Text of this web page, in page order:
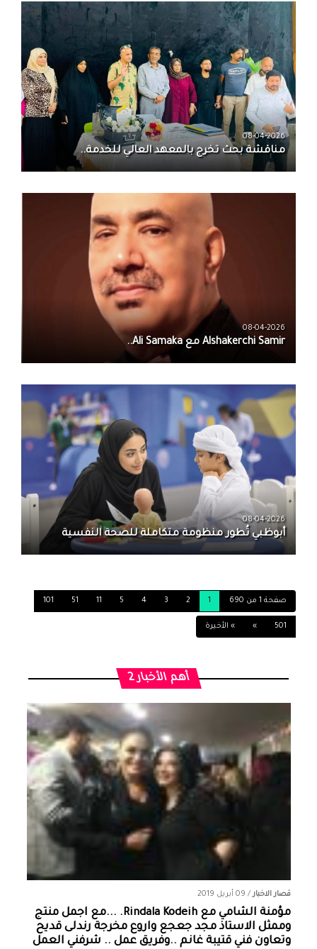
08-04-2026
مناقشة بحث تخرج بالمعهد العالي للخدمة..
08-04-2026
08-04-2026
أبوظبي تُطور منظومة متكاملة للصحة النفسية
صفحة 1 من 690 1
2
3
4
5
11
51
101
501
» » الأخيرة
أهم الأخبار 2
قصار الاخبار/ 09 أبريل 2019
مؤمنة الشامي‏ مع ‏‎Rindala Kodeih‎‏. ...مع اجمل منتج
وممثل الاستاذ مجد جعجع واروع مخرجة رندلى قديح
وتعاون فني قتيبة غانم ..وفريق عمل .. شرفني العمل